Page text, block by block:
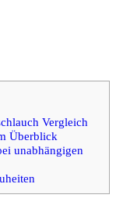
Vergleich
Überblick
unabhängigen